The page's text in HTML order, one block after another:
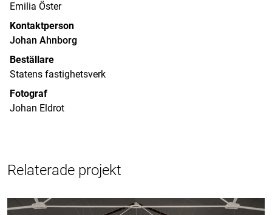
Emilia Öster
Kontaktperson
Johan Ahnborg
Beställare
Statens fastighetsverk
Fotograf
Johan Eldrot
Relaterade projekt